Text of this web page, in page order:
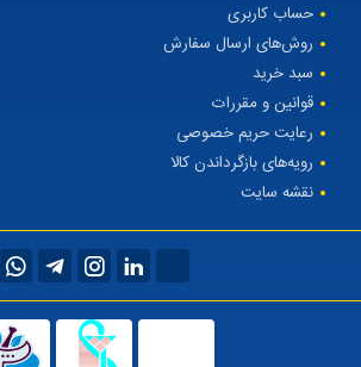
حساب کاربری
روش‌های ارسال سفارش
سبد خرید
قوانین و مقررات
رعایت حریم خصوصی
رویه‌های بازگرداندن کالا
نقشه سایت